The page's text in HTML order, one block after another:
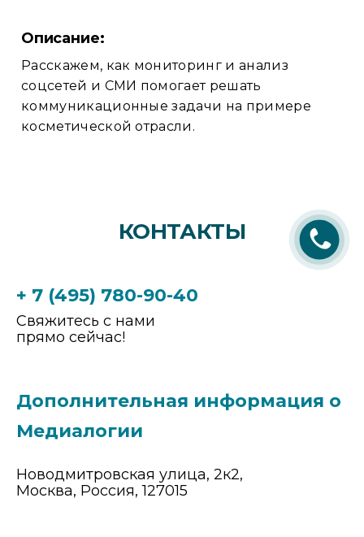
Описание:
Расскажем, как мониторинг и анализ
соцсетей и СМИ помогает решать
коммуникационные задачи на примере
косметической отрасли.
КОНТАКТЫ
+ 7 (495) 780-90-40
Свяжитесь с нами
прямо сейчас!
Дополнительная информация о
Медиалогии
Новодмитровская улица, 2к2,
Москва, Россия, 127015